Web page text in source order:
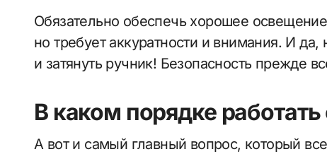
Обязательно обеспечь хорошее
но требует аккуратности и внимания. И
и затянуть ручник! Безопасность прежде
В каком порядке
А вот и самый главный вопрос, который